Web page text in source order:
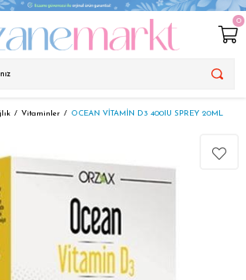
0
Vitaminler OCEAN VİTAMİN D3 400IU SPREY 20ML